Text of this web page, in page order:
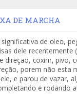
DE MARCHA
de oleo,
dele
coxim, pivo,
porem não esta
e parou de vazar,
e rodando